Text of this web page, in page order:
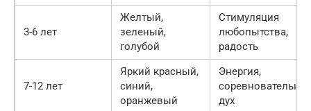
3-6 лет
Желтый,
зеленый,
голубой
Стимуляция
любопытства,
радость
7-12 лет
Яркий красный,
синий,
оранжевый
Энергия,
дух